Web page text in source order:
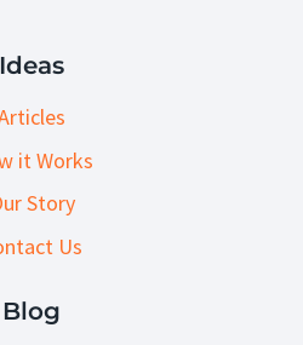
Ideas
it Works
Story
Us
Blog